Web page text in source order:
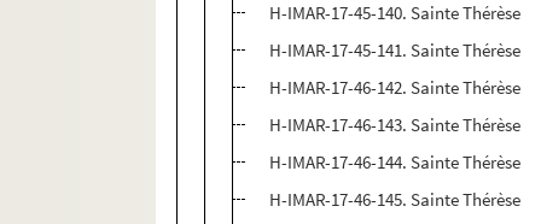
H-IMAR-17-45-140. Sainte Thérèse
H-IMAR-17-45-141. Sainte Thérèse
H-IMAR-17-46-142. Sainte Thérèse
H-IMAR-17-46-143. Sainte Thérèse
H-IMAR-17-46-144. Sainte Thérèse
H-IMAR-17-46-145. Sainte Thérèse